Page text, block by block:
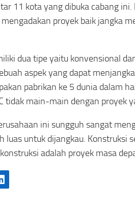
11 kota yang dibuka cabang
proyek baik jangka
dua tipe yaitu konvensional
aspek yang dapat
pabrikan ke 5 dunia dalam
tidak main-main dengan proyek
ini sungguh sangat
luas untuk dijangkau. Konstruksi
adalah proyek masa